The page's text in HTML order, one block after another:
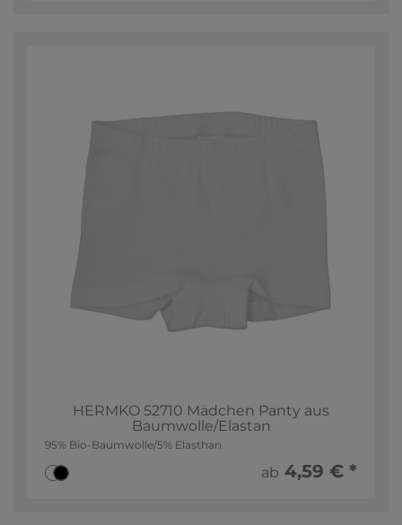
HERMKO 52710 Mädchen Panty aus
Baumwolle/Elastan
95% Bio-Baumwolle/5% Elasthan
ab 4,59 € *